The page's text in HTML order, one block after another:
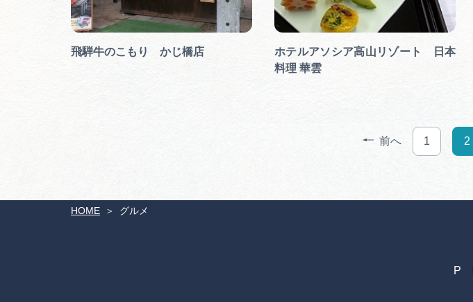
HOME グルメ
飛騨牛のこもり かじ橋店
ホテルアソシア高山リゾート 日本
料理 華雲
前へ 1 2